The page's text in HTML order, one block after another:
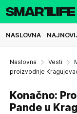
NASLOVNA
Naslovna Vesti
proizvodnje
Konačno:
Pande u